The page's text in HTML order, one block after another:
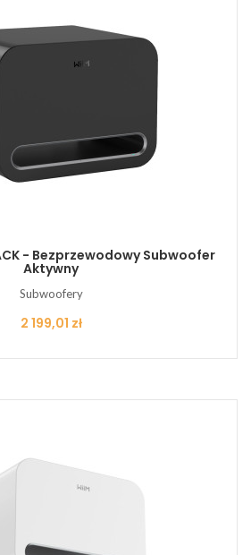
- Bezprzewodowy Subwoofer
Aktywny
Subwoofery
Cena
2 199,01 zł